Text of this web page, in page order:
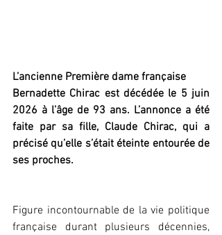
L’ancienne Première dame française
Bernadette Chirac est décédée le 5 juin
2026 à l’âge de 93 ans. L’annonce a été
faite par sa fille, Claude Chirac, qui a
précisé qu’elle s’était éteinte entourée de
ses proches.
Figure incontournable de la vie politique
française durant plusieurs décennies,